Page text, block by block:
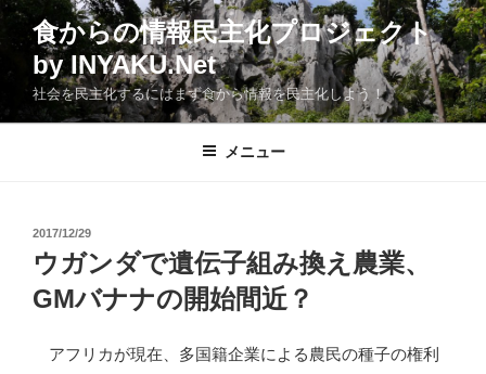
コ
食からの情報民主化プロジェクト
by INYAKU.Net
社会を民主化するにはまず食から情報を民主化しよう！
メニュー
投
日:
2017/12/29
ウガンダで遺伝子組み換え農業、
GMバナナの開始間近？
アフリカが現在、多国籍企業による農民の種子の権利